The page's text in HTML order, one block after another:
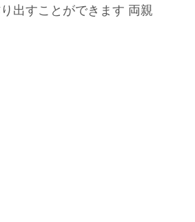
出すことができます 両親